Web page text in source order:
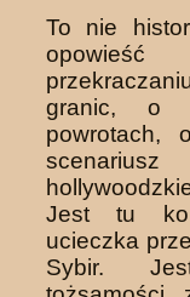
To nie
granic, o
powrotach,
scenariusz
Jest tu
ucieczka
Sybir.